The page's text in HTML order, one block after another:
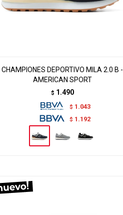
CHAMPIONES DEPORTIVO MILA 2.0 B -
AMERICAN SPORT
$ 1.490
$ 1.043
$ 1.192